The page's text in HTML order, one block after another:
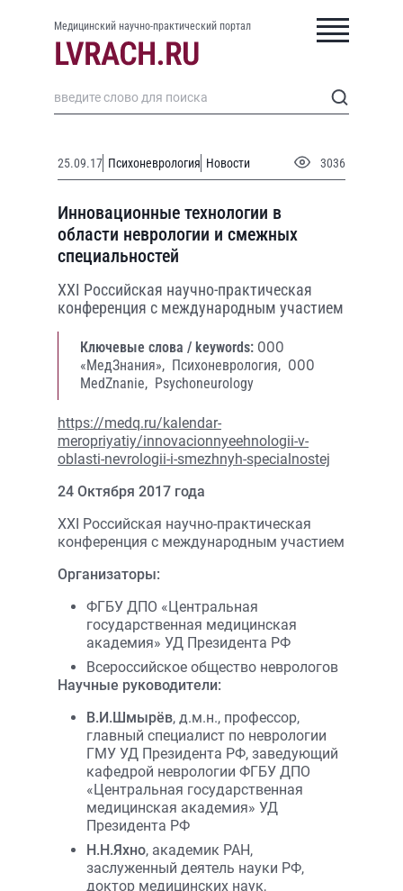
Медицинский научно-практический портал
25.09.17 Психоневрология Новости 3036
Инновационные технологии в
области неврологии и смежных
специальностей
XXI Российская научно-практическая
конференция с международным участием
Ключевые слова / keywords: ООО
«МедЗнания», Психоневрология, OOO
MedZnanie, Psychoneurology
https://medq.ru/kalendar-
meropriyatiy/innovacionnyeehnologii-v-
oblasti-nevrologii-i-smezhnyh-specialnostej
24 Октября 2017 года
XXI Российская научно-практическая
конференция с международным участием
Организаторы:
ФГБУ ДПО «Центральная
государственная медицинская
академия» УД Президента РФ
Всероссийское общество неврологов
Научные руководители:
В.И.Шмырёв, д.м.н., профессор,
главный специалист по неврологии
ГМУ УД Президента РФ, заведующий
кафедрой неврологии ФГБУ ДПО
«Центральная государственная
медицинская академия» УД
Президента РФ
Н.Н.Яхно, академик РАН,
заслуженный деятель науки РФ,
доктор медицинских наук,